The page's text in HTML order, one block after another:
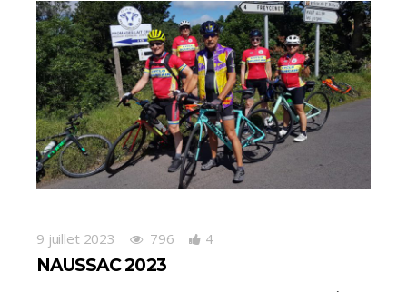
9 juillet 2023 796 4
NAUSSAC 2023